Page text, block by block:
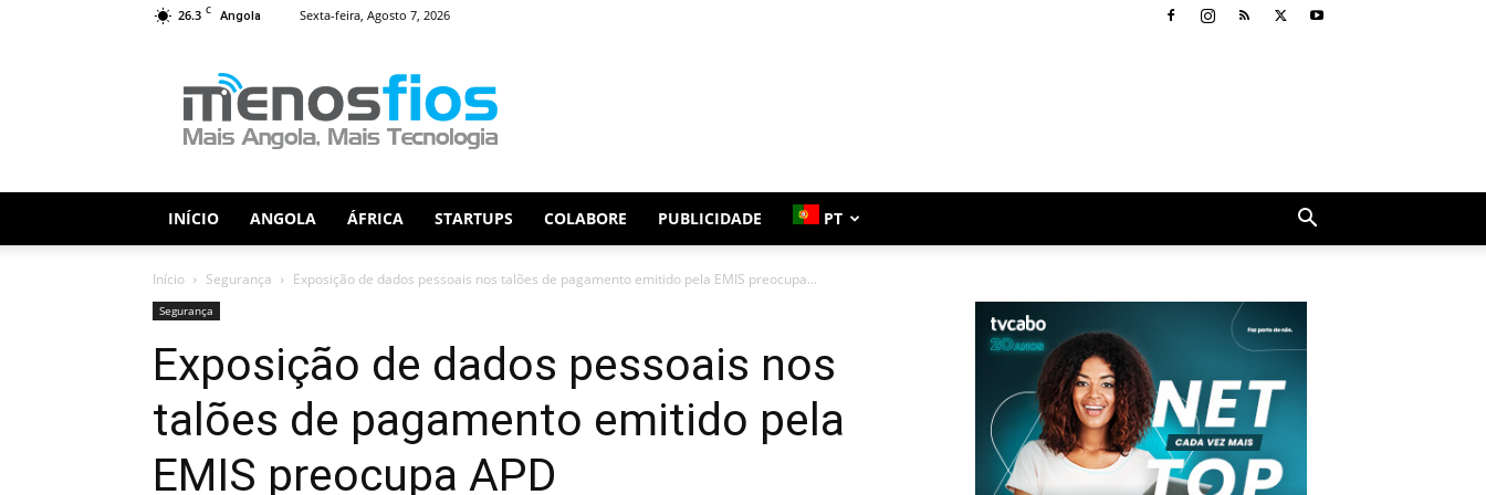
26.3 C Angola Sexta-feira, Agosto 7, 2026
Fios
INÍCIO ANGOLA ÁFRICA STARTUPS COLABORE PUBLICIDADE PT
Início Segurança Exposição de dados pessoais nos talões de pagamento emitido pela EMIS preocupa...
Segurança
Exposição de dados pessoais nos
talões de pagamento emitido pela
EMIS preocupa APD